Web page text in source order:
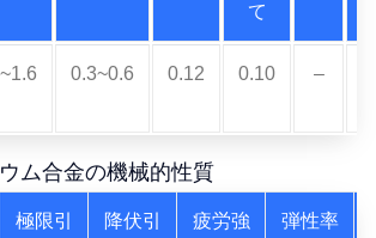
て
0.3~0.6 0.12 0.10 –
ム合金の機械的性質
極限引
降伏引
疲労強
弾性率